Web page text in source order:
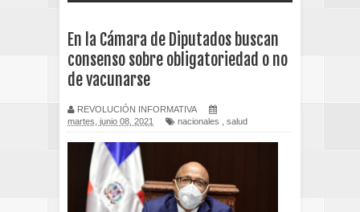
En la Cámara de Diputados buscan
consenso sobre obligatoriedad o no
de vacunarse
REVOLUCIÓN INFORMATIVA
martes, junio 08, 2021
nacionales salud